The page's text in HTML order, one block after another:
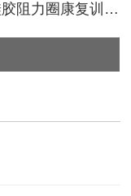
定制硅胶瑜伽拉力带，硅胶阻力圈康复训练带厂家